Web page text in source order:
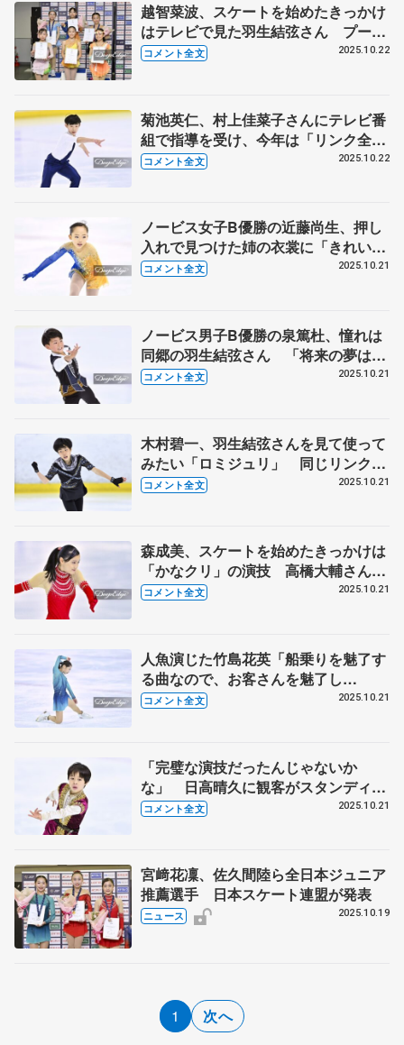
越智菜波、スケートを始めたきっかけ
はテレビで見た羽生結弦さん プーさ
んは「私も大好きに」【全日本ノービ
コメント全文 2025.10.22
菊池英仁、村上佳菜子さんにテレビ番
組で指導を受け、今年は「リンク全体
を使えた」 【全日本ノービス選手権
コメント全文 2025.10.22
ノービス女子B優勝の近藤尚生、押し
入れで見つけた姉の衣裳に「きれいだ
な、やりたい」と思ったのがきっかけ
コメント全文 2025.10.21
ノービス男子B優勝の泉篤杜、憧れは
同郷の羽生結弦さん 「将来の夢はオ
リンピックに出て…」 【全日本ノー
コメント全文 2025.10.21
木村碧一、羽生結弦さんを見て使って
みたい「ロミジュリ」 同じリンクの
佐藤駿や大島光翔「すごいなと思いな
コメント全文 2025.10.21
森成美、スケートを始めたきっかけは
「かなクリ」の演技 高橋大輔さんの
シングルからの転向に憧れも【全日本
コメント全文 2025.10.21
人魚演じた竹島花英「船乗りを魅了す
る曲なので、お客さんを魅了し
て…」 全日本ジュニアでは完璧な演
コメント全文 2025.10.21
「完璧な演技だったんじゃないか
な」 日高晴久に観客がスタンディン
グオベーション 「すごいうれしかっ
コメント全文 2025.10.21
宮﨑花凜、佐久間陸ら全日本ジュニア
推薦選手 日本スケート連盟が発表
ニュース 2025.10.19
1 次へ